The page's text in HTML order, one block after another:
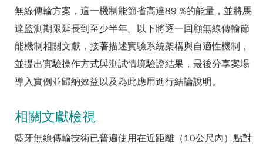
無線傳輸方案，這一機制能節省高達89 %的能量，並將馬
達監測期限延長到至少半年。以下將逐一回顧無線傳輸節
能機制相關文獻，接著描述實驗系統架構與自適性機制，
並提出實驗操作方式與測試情境驗證結果，最後分享案場
導入實例並歸納效益以及為此應用進行結論說明。
相關文獻檢視
藍牙無線傳輸技術已普遍使用在近距離（10公尺內）點對